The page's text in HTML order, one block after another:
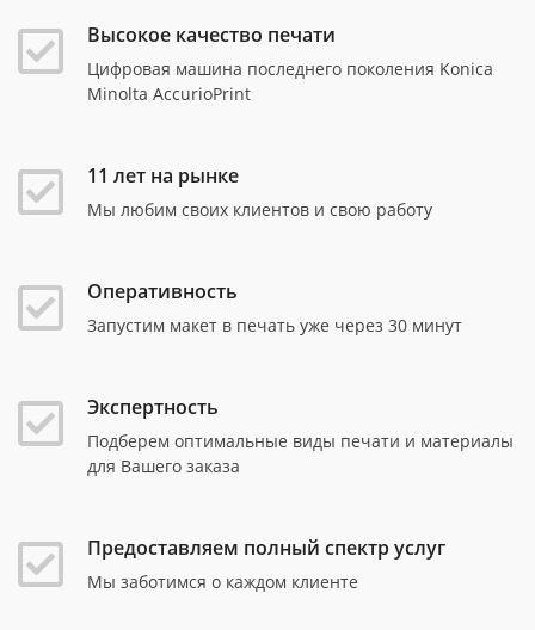
Высокое качество печати
Цифровая машина последнего поколения Konica
Minolta AccurioPrint
11 лет на рынке
Мы любим своих клиентов и свою работу
Оперативность
Запустим макет в печать уже через 30 минут
Экспертность
Подберем оптимальные виды печати и материалы
для Вашего заказа
Предоставляем полный спектр услуг
Мы заботимся о каждом клиенте